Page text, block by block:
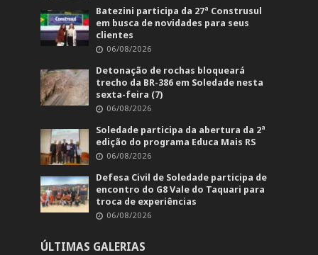
Batezini participa da 27ª Construsul
em busca de novidades para seus
clientes
06/08/2026
Detonação de rochas bloqueará
trecho da BR-386 em Soledade nesta
sexta-feira (7)
06/08/2026
Soledade participa da abertura da 2ª
edição do programa Educa Mais RS
06/08/2026
Defesa Civil de Soledade participa de
encontro do G8 Vale do Taquari para
troca de experiências
06/08/2026
ÚLTIMAS GALERIAS